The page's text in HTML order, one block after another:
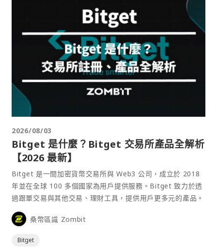
2026/08/03
Bitget 是什麼？Bitget 交易所產品全解析
【2026 最新】
Bitget 是一間加密貨幣交易所與 Web3 公司，成立於 2018
年並在全球 100 多個國家為用戶提供服務。Bitget 致力於透
過跟單交易與其他交易、理財工具，提供用戶更多元的產品。
桑幣區識 Zombit
Bitget